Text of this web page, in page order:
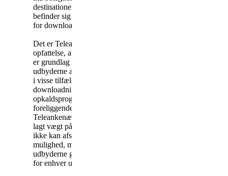
destinationer”, nu også
befinder sig i risikoområdet
for downloadningproblemet.
Det er Teleankenævnets
opfattelse, at der ikke generelt
er grundlag for at pålægge
udbyderne ansvaret for, at der
i visse tilfælde er en risiko for
downloadning af et
opkaldsprogram som det
foreliggende i denne sag.
Teleankenævnet har herved
lagt vægt på, at teleudbyderne
ikke kan afskære denne
mulighed, medmindre
udbyderne generelt spærrer
for enhver udlandsdestination.